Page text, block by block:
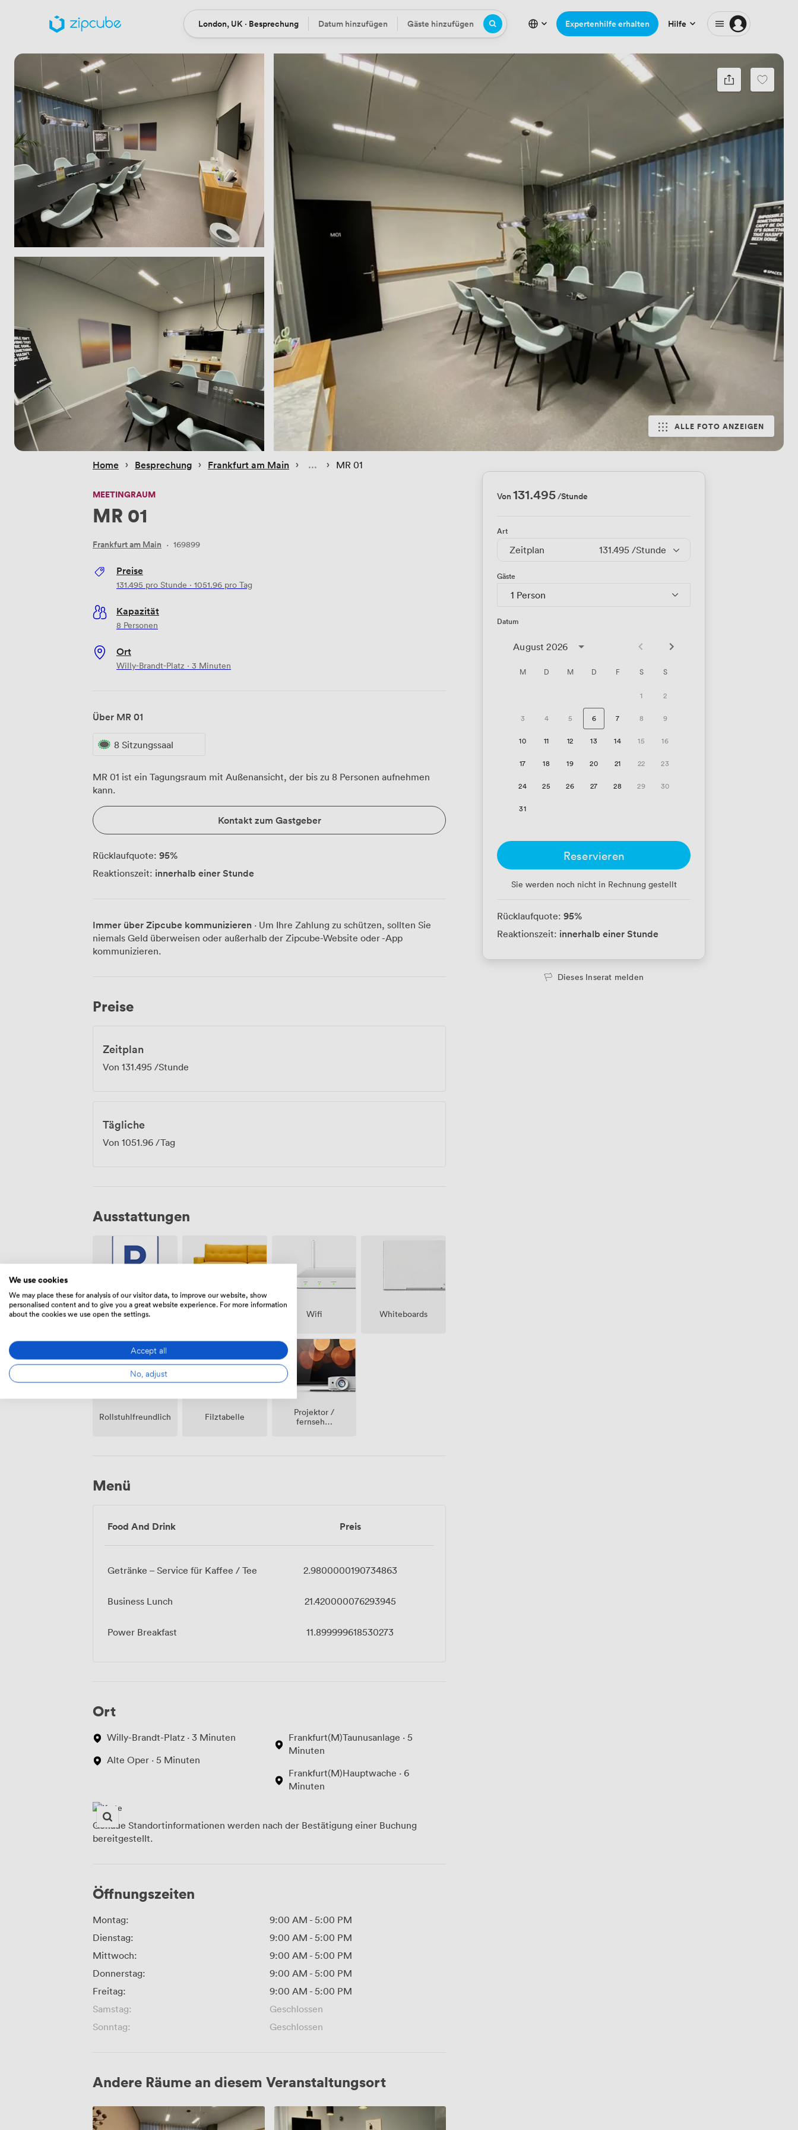
OrtLondon, UK · Besprechung Datum
Datum hinzufügen Gäste
Gäste hinzufügen Expertenhilfe erhalten Hilfe
ALLE FOTO ANZEIGEN
Home › Besprechung › Frankfurt am Main › › MR 01
MEETINGRAUM
MR 01
Frankfurt am Main · 169899
Preise
131.495 pro Stunde · 1051.96 pro Tag
Kapazität
8 Personen
Ort
Willy-Brandt-Platz · 3 Minuten
Über MR 01
8 Sitzungssaal
MR 01 ist ein Tagungsraum mit Außenansicht, der bis zu 8 Personen aufnehmen
kann.
Kontakt zum Gastgeber
Rücklaufquote: 95%
Reaktionszeit: innerhalb einer Stunde
Immer über Zipcube kommunizieren · Um Ihre Zahlung zu schützen, sollten Sie
niemals Geld überweisen oder außerhalb der Zipcube-Website oder -App
kommunizieren.
Preise
Zeitplan
Von 131.495 /Stunde
Tägliche
Von 1051.96 /Tag
Ausstattungen
Kostenloses
Parken auf
Freiflächen
Wifi Whiteboards
Rollstuhlfreundlich Filztabelle
Projektor /
fernseher
Menü
Food And Drink Preis
Getränke – Service für Kaffee / Tee 2.9800000190734863
Business Lunch 21.420000076293945
Power Breakfast 11.899999618530273
Ort
Willy-Brandt-Platz · 3 Minuten
Alte Oper · 5 Minuten
Frankfurt(M)Taunusanlage · 5
Minuten
Frankfurt(M)Hauptwache · 6
Minuten
Genaue Standortinformationen werden nach der Bestätigung einer Buchung
bereitgestellt.
Öffnungszeiten
Montag: 9:00 AM - 5:00 PM
Dienstag:
9:00 AM - 5:00 PM
Mittwoch:
9:00 AM - 5:00 PM
Donnerstag:
9:00 AM - 5:00 PM
Freitag:
9:00 AM - 5:00 PM
Samstag:
Geschlossen
Sonntag:
Geschlossen
Andere Räume an diesem Veranstaltungsort
MR
02
MR
Von131.495/Stunde
Art
Zeitplan 131.495 /Stunde
Gäste
1 Person
Datum
August 2026
M D M D F S S
1 2
3 4 5 6 7 8 9
10 11 12 13 14 15 16
17 18 19 20 21 22 23
24 25 26 27 28 29 30
31
Reservieren
Sie werden noch nicht in Rechnung gestellt
Rücklaufquote: 95%
Reaktionszeit: innerhalb einer Stunde
Dieses Inserat melden
We use cookies
We may place these for analysis of our visitor data, to improve our website, show
personalised content and to give you a great website experience. For more information
about the cookies we use open the settings.
Accept all
No, adjust